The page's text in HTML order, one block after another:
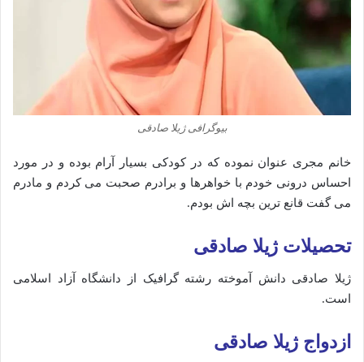
بیوگرافی ژیلا صادقی
خانم مجری عنوان نموده که در کودکی بسیار آرام بوده و در مورد
احساس درونی خودم با خواهرها و برادرم صحبت می کردم و مادرم
می گفت قانع ترین بچه اش بودم.
تحصیلات ژیلا صادقی
ژیلا صادقی دانش آموخته رشته‌ گرافیک از دانشگاه آزاد اسلامی
است.
ازدواج ژیلا صادقی